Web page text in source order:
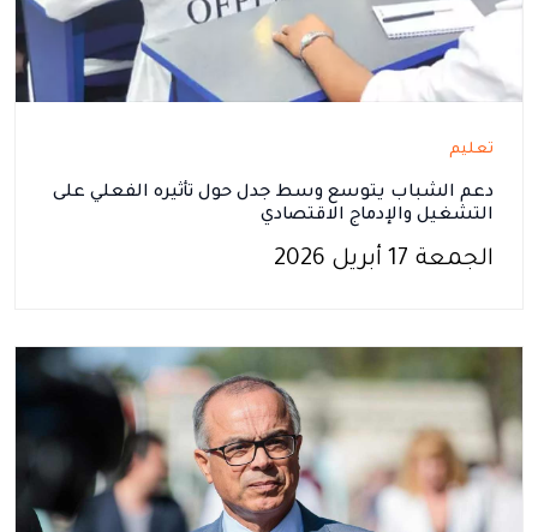
تعليم
دعم الشباب يتوسع وسط جدل حول تأثيره الفعلي على
التشغيل والإدماج الاقتصادي
الجمعة 17 أبريل 2026